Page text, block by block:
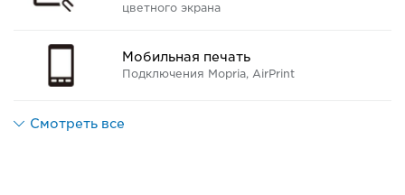
цветного экрана
Мобильная печать
Подключения Mopria, AirPrint
Смотреть все